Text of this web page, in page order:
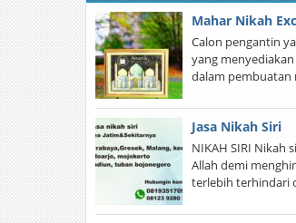
Mahar Nikah
Calon pengantin
yang
dalam pembuatan
Jasa Nikah Siri
NIKAH SIRI Nikah
Allah demi
terlebih terhindari